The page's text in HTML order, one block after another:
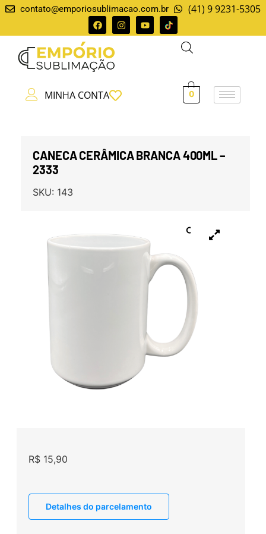
contato@emporiosublimacao.com.br (41) 9 9231-5305
MINHA CONTA 0
CANECA CERÂMICA BRANCA 400ML –
2333
SKU: 143
R$15,90
Detalhes do parcelamento